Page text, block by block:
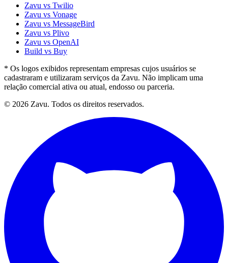
Zavu vs Twilio
Zavu vs Vonage
Zavu vs MessageBird
Zavu vs Plivo
Zavu vs OpenAI
Build vs Buy
* Os logos exibidos representam empresas cujos usuários se
cadastraram e utilizaram serviços da Zavu. Não implicam uma
relação comercial ativa ou atual, endosso ou parceria.
© 2026 Zavu. Todos os direitos reservados.